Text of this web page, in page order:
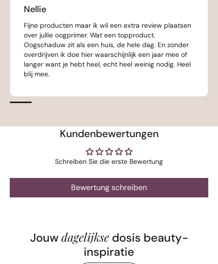
Nellie
Fijne producten maar ik wil een extra review plaatsen
over jullie oogprimer. Wat een topproduct.
Oogschaduw zit als een huis, de hele dag. En zonder
overdrijven ik doe hier waarschijnlijk een jaar mee of
langer want je hebt heel, echt heel weinig nodig. Heel
blij mee.
Kundenbewertungen
Schreiben Sie die erste Bewertung
Bewertung schreiben
Jouwdagelijksedosis beauty-
inspiratie